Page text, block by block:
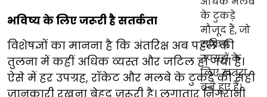
भविष्य के लिए जरूरी है सतर्कता
विशेषज्ञों का मानना है कि अंतरिक्ष अब पहले की
तुलना में कहीं अधिक व्यस्त और जटिल हो गया है।
ऐसे में हर उपग्रह, रॉकेट और मलबे के टुकड़े की सही
जानकारी रखना बेहद जरूरी है। लगातार निगरानी